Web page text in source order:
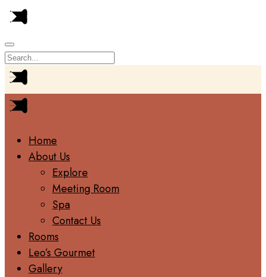
Home
About Us
Explore
Meeting Room
Spa
Contact Us
Rooms
Leo’s Gourmet
Gallery